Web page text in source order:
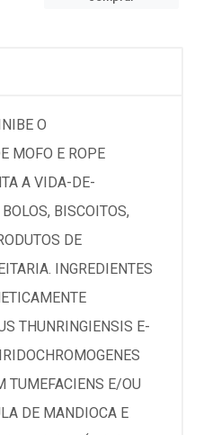
O
MOFO E ROPE
A VIDA-DE-
BISCOITOS,
DE
INGREDIENTES
THUNRINGIENSIS E-
TUMEFACIENS E/OU
DE MANDIOCA E